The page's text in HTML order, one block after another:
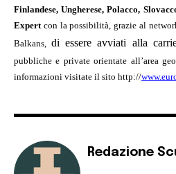
Finlandese, Ungherese, Polacco,
Expertcon la possibilità, grazie al
Balkans,di essere avviati alla
pubbliche e private orientate all’area
informazioni visitate il sito http://
Redazione